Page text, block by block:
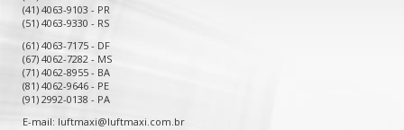
(41) 4063-9103 - PR
(51) 4063-9330 - RS
(61) 4063-7175 - DF
(67) 4062-7282 - MS
(71) 4062-8955 - BA
(81) 4062-9646 - PE
(91) 2992-0138 - PA
E-mail: luftmaxi@luftmaxi.com.br